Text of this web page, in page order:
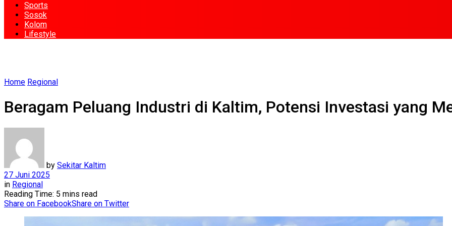
Sports
Sosok
Kolom
Lifestyle
Home Regional
Beragam Peluang Industri di Kaltim, Potensi Investasi yang
by Sekitar Kaltim
27 Juni 2025
in Regional
Reading Time: 5 mins read
Share on FacebookShare on Twitter